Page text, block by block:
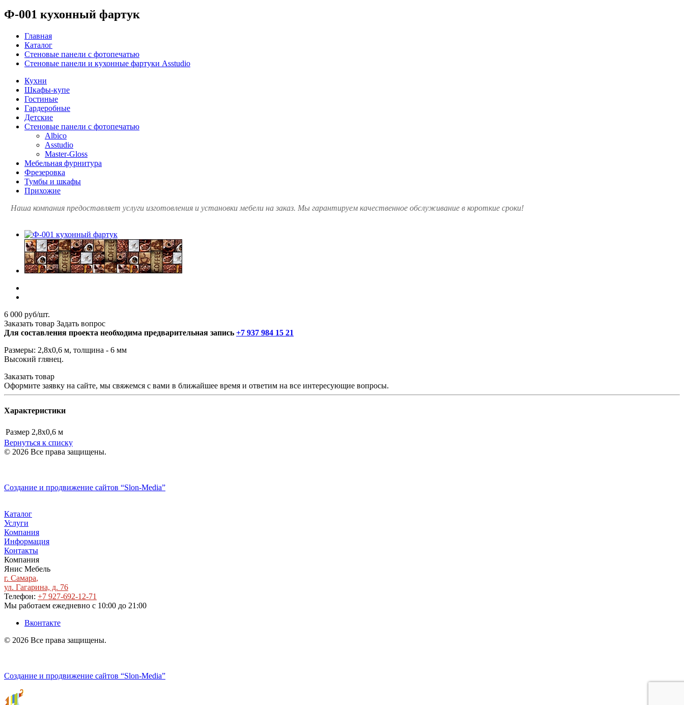
Ф-001 кухонный фартук
Главная
Каталог
Стеновые панели с фотопечатью
Стеновые панели и кухонные фартуки Asstudio
Кухни
Шкафы-купе
Гостиные
Гардеробные
Детские
Стеновые панели с фотопечатью
Albico
Asstudio
Master-Gloss
Мебельная фурнитура
Фрезеровка
Тумбы и шкафы
Прихожие
Наша компания предоставляет услуги изготовления и установки мебели на заказ. Мы гарантируем качественное обслуживание в короткие сроки!
6 000 руб/шт.
Заказать товар Задать вопрос
Для составления проекта необходима предварительная запись +7 937 984 15 21
Размеры: 2,8х0,6 м, толщина - 6 мм
Высокий глянец.
Заказать товар
Оформите заявку на сайте, мы свяжемся с вами в ближайшее время и ответим на все интересующие вопросы.
Характеристики
Размер 2,8х0,6 м
Вернуться к списку
© 2026 Все права защищены.
Создание и продвижение сайтов “Slon-Media”
Каталог
Услуги
Компания
Информация
Контакты
Компания
Янис Мебель
г. Самара,
ул. Гагарина, д. 76
Телефон: +7 927-692-12-71
Мы работаем ежедневно с 10:00 до 21:00
Вконтакте
© 2026 Все права защищены.
Создание и продвижение сайтов “Slon-Media”